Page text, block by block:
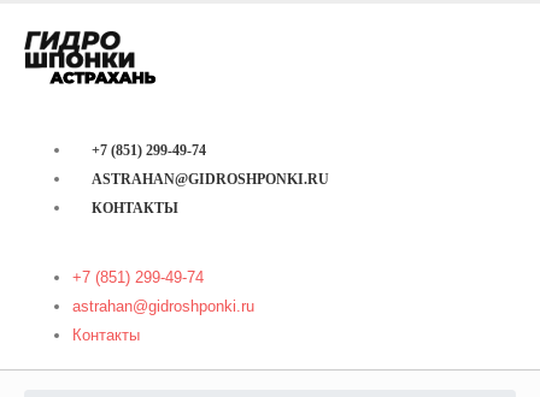
+7 (851) 299-49-74
ASTRAHAN@GIDROSHPONKI.RU
КОНТАКТЫ
+7 (851) 299-49-74
astrahan@gidroshponki.ru
Контакты